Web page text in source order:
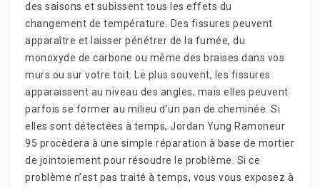
des saisons et subissent tous les effets du
changement de température. Des fissures peuvent
apparaître et laisser pénétrer de la fumée, du
monoxyde de carbone ou même des braises dans vos
murs ou sur votre toit. Le plus souvent, les fissures
apparaissent au niveau des angles, mais elles peuvent
parfois se former au milieu d’un pan de cheminée. Si
elles sont détectées à temps, Jordan Yung Ramoneur
95 procèdera à une simple réparation à base de mortier
de jointoiement pour résoudre le problème. Si ce
problème n’est pas traité à temps, vous vous exposez à